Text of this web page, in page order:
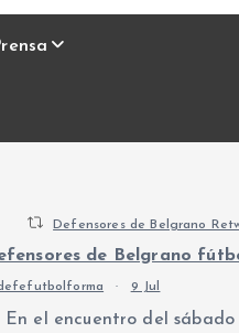
Defensores de Belgrano
de Belgrano
· 9 Jul
En el encuentro del